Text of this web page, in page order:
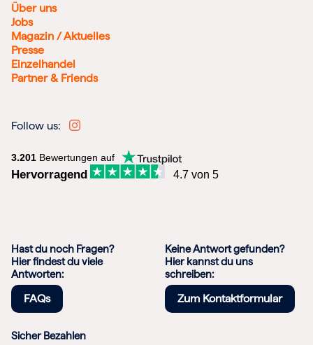
Über uns
Jobs
Magazin / Aktuelles
Presse
Einzelhandel
Partner & Friends
Follow us:
3.201 Bewertungen auf
Hervorragend 4.7 von 5
Hast du noch Fragen?
Hier findest du viele
Antworten:
FAQs
Keine Antwort gefunden?
Hier kannst du uns
schreiben:
Zum Kontaktformular
Sicher Bezahlen